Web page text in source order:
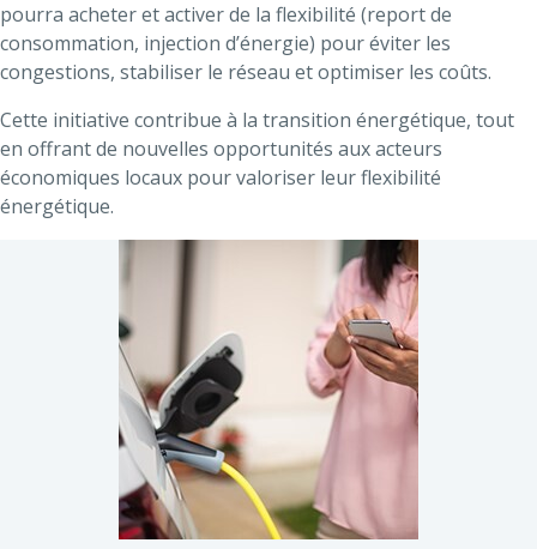
pourra acheter et activer de la flexibilité (report de
consommation, injection d’énergie) pour éviter les
congestions, stabiliser le réseau et optimiser les coûts.
Cette initiative contribue à la transition énergétique, tout
en offrant de nouvelles opportunités aux acteurs
économiques locaux pour valoriser leur flexibilité
énergétique.